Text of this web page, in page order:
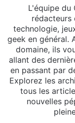
L'équipe du
rédacteurs
technologie,
geek en général.
domaine, ils
allant des
en passant par
Explorez les
tous les
nouvelles